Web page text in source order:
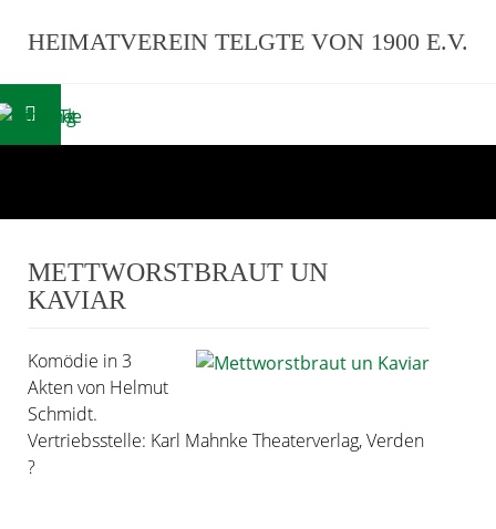
HEIMATVEREIN TELGTE VON 1900 E.V.
METTWORSTBRAUT UN
KAVIAR
Komödie in 3
Akten von Helmut
Schmidt.
Vertriebsstelle: Karl Mahnke Theaterverlag, Verden
?